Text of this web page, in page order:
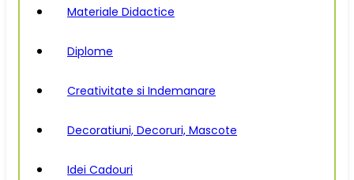
Materiale Didactice
Diplome
Creativitate si Indemanare
Decoratiuni, Decoruri, Mascote
Idei Cadouri